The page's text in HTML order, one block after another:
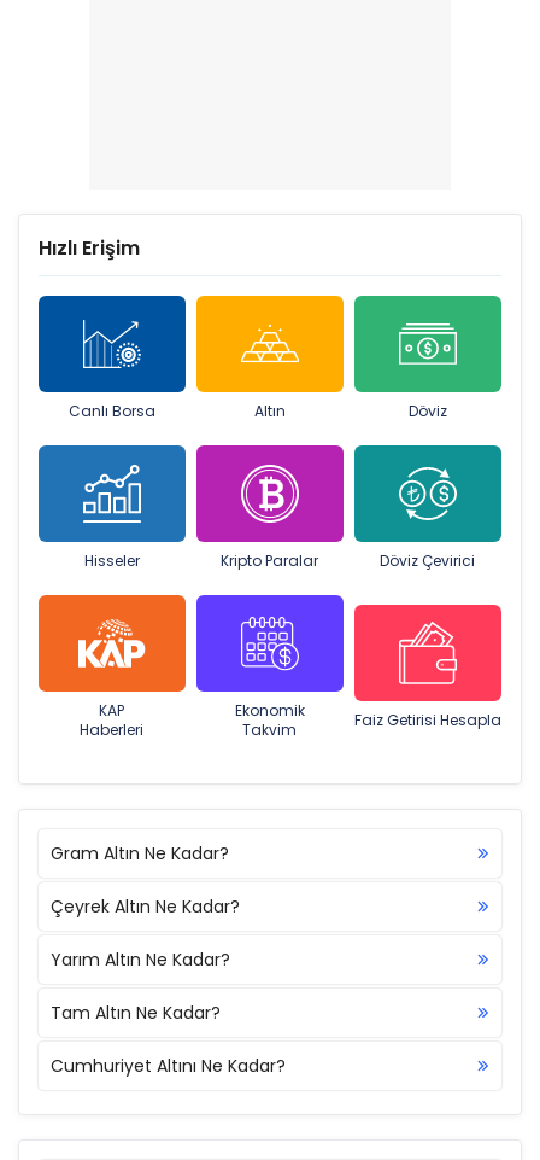
Hızlı Erişim
Canlı Borsa Altın Döviz
Hisseler Kripto Paralar Döviz Çevirici
KAP
Haberleri
Ekonomik
Takvim
Faiz Getirisi Hesapla
Gram Altın Ne Kadar?
Çeyrek Altın Ne Kadar?
Yarım Altın Ne Kadar?
Tam Altın Ne Kadar?
Cumhuriyet Altını Ne Kadar?